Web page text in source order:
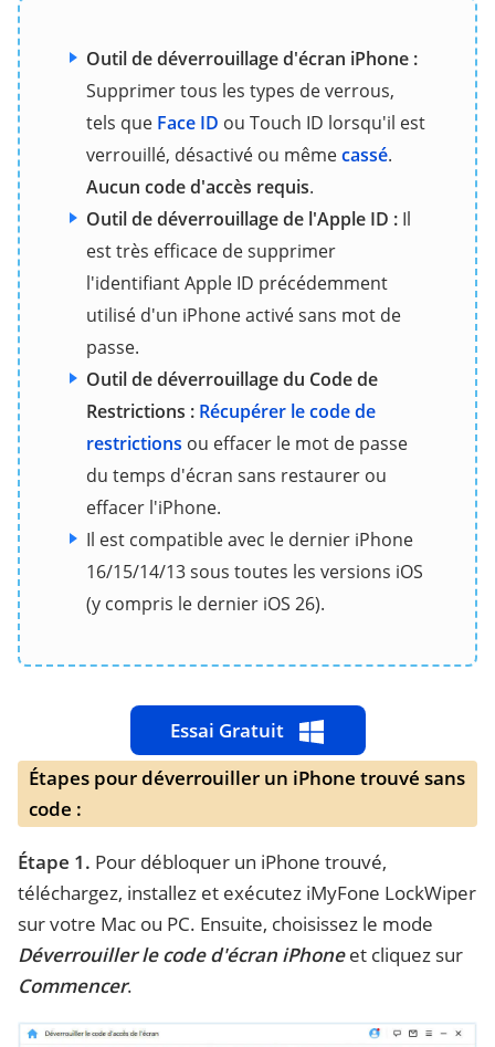
Outil de déverrouillage d'écran iPhone :
Supprimer tous les types de verrous,
tels que Face ID ou Touch ID lorsqu'il est
verrouillé, désactivé ou mêmecassé.
Aucun code d'accès requis.
Outil de déverrouillage de l'Apple ID : Il
est très efficace de supprimer
l'identifiant Apple ID précédemment
utilisé d'un iPhone activé sans mot de
passe.
Outil de déverrouillage du Code de
Restrictions : Récupérer le code de
restrictions ou effacer le mot de passe
du temps d'écran sans restaurer ou
effacer l'iPhone.
Il est compatible avec le dernier iPhone
16/15/14/13 sous toutes les versions iOS
(y compris le dernier iOS 26).
Essai Gratuit
Étapes pour déverrouiller un iPhone trouvé sans
code :
Étape 1. Pour débloquer un iPhone trouvé,
téléchargez, installez et exécutez iMyFone LockWiper
sur votre Mac ou PC. Ensuite, choisissez le mode
Déverrouiller le code d'écran iPhoneet cliquez sur
Commencer.